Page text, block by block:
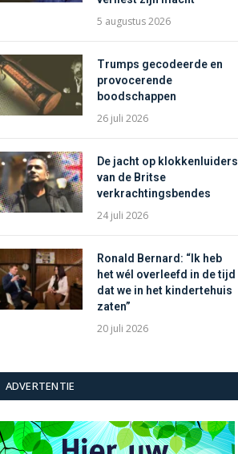
5 augustus 2026
Trumps gecodeerde en
provocerende
boodschappen
26 juli 2026
De jacht op klokkenluiders
van de Britse
verkrachtingsbendes
24 juli 2026
Ronald Bernard: “Ik heb
het wél overleefd in de tijd
dat we in het kindertehuis
zaten”
20 juli 2026
ADVERTENTIE